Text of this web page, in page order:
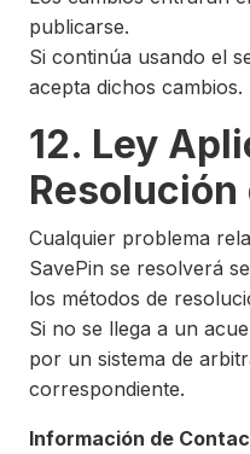
publicarse.
Si continúa usando el
acepta dichos cambios.
12. Ley
Cualquier problema
SavePin se resolverá
los métodos de
Si no se llega a un
por un sistema de
correspondiente.
Información de